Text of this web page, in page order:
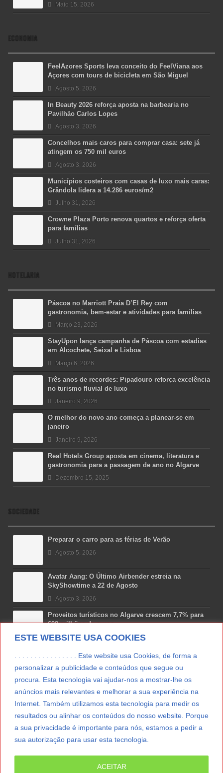
ESTE WEBSITE USA COOKIES
. . . . . . . . . . . . . . . . Este website usa Cookies, de forma a
personalizar a publicidade e conteúdos que segue ou
procura. Esta tecnologia vai ajudar-nos a mostrar-lhe os
anúncios mais relevantes e melhorar a sua experiência na
Internet. Também utilizamos esta tecnologia para medir os
resultados ou alinhar os conteúdos do nosso website. Porque
a sua privacidade é importante para nós, estamos a pedir a
sua autorização para usar esta tecnologia.
ACEITAR
Maio 15, 2026
ECONOMIA
FeelAzores Sports leva conceito do FeelViana aos
Açores com tours de bicicleta em São Miguel
Agosto 5, 2026
In Beauty 2026 reforça aposta na barbearia no
Pavilhão Carlos Lopes
Agosto 3, 2026
Concelhos mais caros para comprar casa: sete já
atingem os 750 mil euros
Agosto 3, 2026
Municípios costeiros com casas de luxo mais caras:
Grândola lidera a 14.286 euros/m2
Julho 31, 2026
Crowne Plaza Porto renova quartos e reforça oferta
para famílias
Julho 31, 2026
HOTELARIA
Páscoa no Marriott Praia D’El Rey com
gastronomia, bem-estar e atividades para famílias
Março 23, 2026
StayUpon lança campanha de Páscoa com estadias
em Alcochete, Seixal e Lisboa
Março 6, 2026
Três anos de recordes: Pipadouro reforça excelência
no turismo fluvial de luxo
Janeiro 9, 2026
O melhor do novo ano começa a planear-se em
janeiro
Janeiro 9, 2026
Real Hotels Group aposta em cinema, literatura e
gastronomia para a passagem de ano no Algarve
Dezembro 15, 2025
SOCIEDADE
Preparar o carro para as férias de Verão
Agosto 5, 2026
Avatar Aang: O Último Airbender estreia na
SkyShowtime a 22 de Agosto
Agosto 3, 2026
Proveitos turísticos no Algarve crescem 7,7% para
698 milhões de euros
Julho 31, 2026
Costa Boal Branco 2025: nova colheita reforça
Novas 7 Maravilhas de Portugal: Setúbal recebe
final regional da Grande Lisboa
Julho 29, 2026